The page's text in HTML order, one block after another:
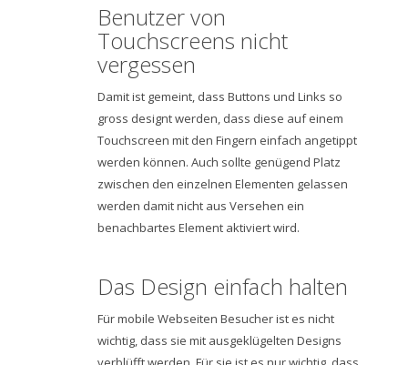
Benutzer von
Touchscreens nicht
vergessen
Damit ist gemeint, dass Buttons und Links so
gross designt werden, dass diese auf einem
Touchscreen mit den Fingern einfach angetippt
werden können. Auch sollte genügend Platz
zwischen den einzelnen Elementen gelassen
werden damit nicht aus Versehen ein
benachbartes Element aktiviert wird.
Das Design einfach halten
Für mobile Webseiten Besucher ist es nicht
wichtig, dass sie mit ausgeklügelten Designs